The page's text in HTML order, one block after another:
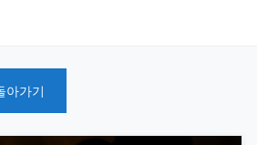
아가기